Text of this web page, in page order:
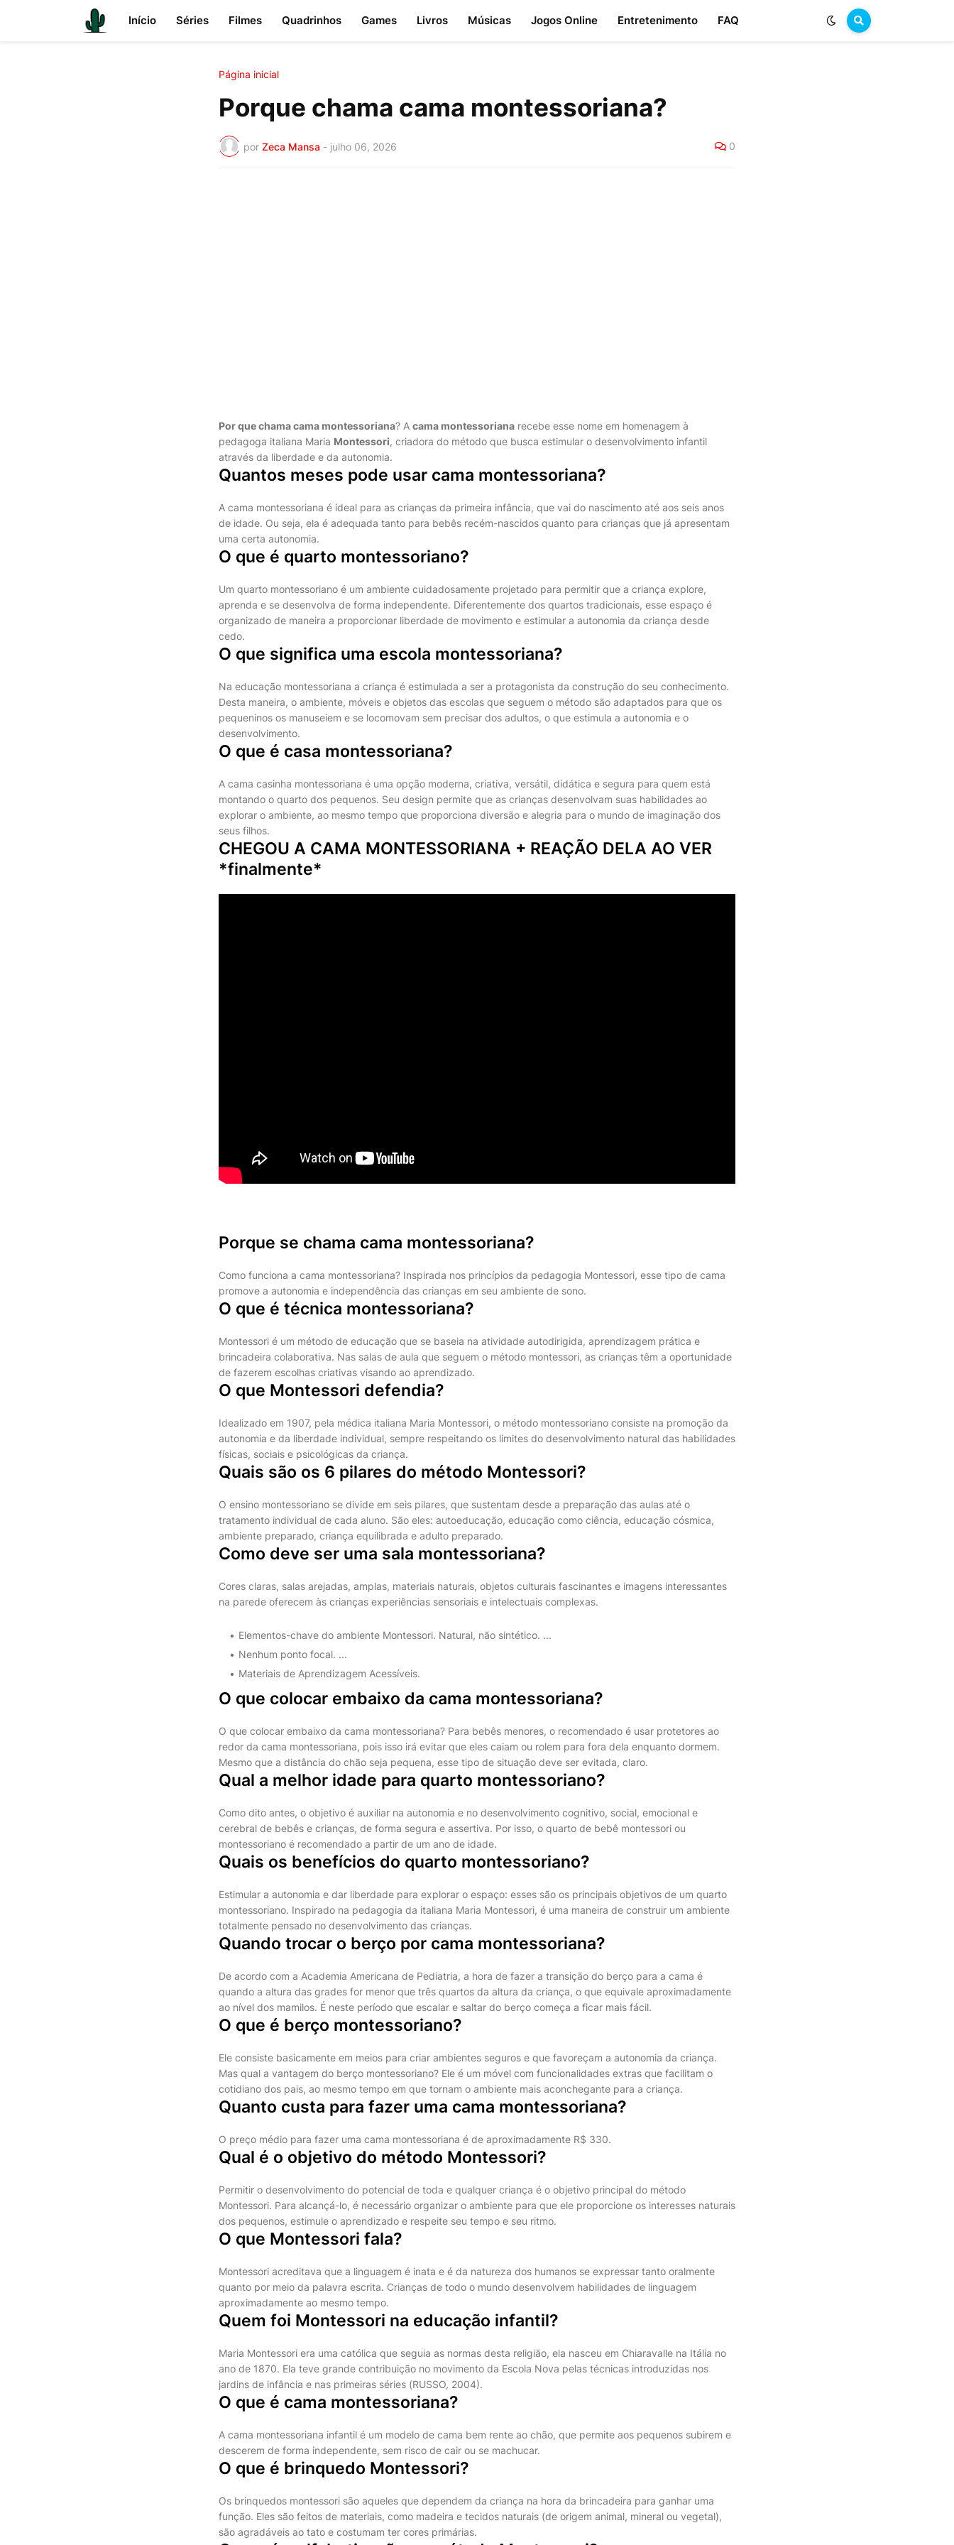
Início Séries Filmes Quadrinhos Games Livros Músicas Jogos Online Entretenimento FAQ
Página inicial
Porque chama cama montessoriana?
por Zeca Mansa - julho 06, 2026 0
Por que chama cama montessoriana? A cama montessoriana recebe esse nome em homenagem à
pedagoga italiana Maria Montessori, criadora do método que busca estimular o desenvolvimento infantil
através da liberdade e da autonomia.
Quantos meses pode usar cama montessoriana?
A cama montessoriana é ideal para as crianças da primeira infância, que vai do nascimento até aos seis anos
de idade. Ou seja, ela é adequada tanto para bebês recém-nascidos quanto para crianças que já apresentam
uma certa autonomia.
O que é quarto montessoriano?
Um quarto montessoriano é um ambiente cuidadosamente projetado para permitir que a criança explore,
aprenda e se desenvolva de forma independente. Diferentemente dos quartos tradicionais, esse espaço é
organizado de maneira a proporcionar liberdade de movimento e estimular a autonomia da criança desde
cedo.
O que significa uma escola montessoriana?
Na educação montessoriana a criança é estimulada a ser a protagonista da construção do seu conhecimento.
Desta maneira, o ambiente, móveis e objetos das escolas que seguem o método são adaptados para que os
pequeninos os manuseiem e se locomovam sem precisar dos adultos, o que estimula a autonomia e o
desenvolvimento.
O que é casa montessoriana?
A cama casinha montessoriana é uma opção moderna, criativa, versátil, didática e segura para quem está
montando o quarto dos pequenos. Seu design permite que as crianças desenvolvam suas habilidades ao
explorar o ambiente, ao mesmo tempo que proporciona diversão e alegria para o mundo de imaginação dos
seus filhos.
CHEGOU A CAMA MONTESSORIANA + REAÇÃO DELA AO VER
*finalmente*
Porque se chama cama montessoriana?
Como funciona a cama montessoriana? Inspirada nos princípios da pedagogia Montessori, esse tipo de cama
promove a autonomia e independência das crianças em seu ambiente de sono.
O que é técnica montessoriana?
Montessori é um método de educação que se baseia na atividade autodirigida, aprendizagem prática e
brincadeira colaborativa. Nas salas de aula que seguem o método montessori, as crianças têm a oportunidade
de fazerem escolhas criativas visando ao aprendizado.
O que Montessori defendia?
Idealizado em 1907, pela médica italiana Maria Montessori, o método montessoriano consiste na promoção da
autonomia e da liberdade individual, sempre respeitando os limites do desenvolvimento natural das habilidades
físicas, sociais e psicológicas da criança.
Quais são os 6 pilares do método Montessori?
O ensino montessoriano se divide em seis pilares, que sustentam desde a preparação das aulas até o
tratamento individual de cada aluno. São eles: autoeducação, educação como ciência, educação cósmica,
ambiente preparado, criança equilibrada e adulto preparado.
Como deve ser uma sala montessoriana?
Cores claras, salas arejadas, amplas, materiais naturais, objetos culturais fascinantes e imagens interessantes
na parede oferecem às crianças experiências sensoriais e intelectuais complexas.
Elementos-chave do ambiente Montessori. Natural, não sintético. ...
Nenhum ponto focal. ...
Materiais de Aprendizagem Acessíveis.
O que colocar embaixo da cama montessoriana?
O que colocar embaixo da cama montessoriana? Para bebês menores, o recomendado é usar protetores ao
redor da cama montessoriana, pois isso irá evitar que eles caiam ou rolem para fora dela enquanto dormem.
Mesmo que a distância do chão seja pequena, esse tipo de situação deve ser evitada, claro.
Qual a melhor idade para quarto montessoriano?
Como dito antes, o objetivo é auxiliar na autonomia e no desenvolvimento cognitivo, social, emocional e
cerebral de bebês e crianças, de forma segura e assertiva. Por isso, o quarto de bebê montessori ou
montessoriano é recomendado a partir de um ano de idade.
Quais os benefícios do quarto montessoriano?
Estimular a autonomia e dar liberdade para explorar o espaço: esses são os principais objetivos de um quarto
montessoriano. Inspirado na pedagogia da italiana Maria Montessori, é uma maneira de construir um ambiente
totalmente pensado no desenvolvimento das crianças.
Quando trocar o berço por cama montessoriana?
De acordo com a Academia Americana de Pediatria, a hora de fazer a transição do berço para a cama é
quando a altura das grades for menor que três quartos da altura da criança, o que equivale aproximadamente
ao nível dos mamilos. É neste período que escalar e saltar do berço começa a ficar mais fácil.
O que é berço montessoriano?
Ele consiste basicamente em meios para criar ambientes seguros e que favoreçam a autonomia da criança.
Mas qual a vantagem do berço montessoriano? Ele é um móvel com funcionalidades extras que facilitam o
cotidiano dos pais, ao mesmo tempo em que tornam o ambiente mais aconchegante para a criança.
Quanto custa para fazer uma cama montessoriana?
O preço médio para fazer uma cama montessoriana é de aproximadamente R$ 330.
Qual é o objetivo do método Montessori?
Permitir o desenvolvimento do potencial de toda e qualquer criança é o objetivo principal do método
Montessori. Para alcançá-lo, é necessário organizar o ambiente para que ele proporcione os interesses naturais
dos pequenos, estimule o aprendizado e respeite seu tempo e seu ritmo.
O que Montessori fala?
Montessori acreditava que a linguagem é inata e é da natureza dos humanos se expressar tanto oralmente
quanto por meio da palavra escrita. Crianças de todo o mundo desenvolvem habilidades de linguagem
aproximadamente ao mesmo tempo.
Quem foi Montessori na educação infantil?
Maria Montessori era uma católica que seguia as normas desta religião, ela nasceu em Chiaravalle na Itália no
ano de 1870. Ela teve grande contribuição no movimento da Escola Nova pelas técnicas introduzidas nos
jardins de infância e nas primeiras séries (RUSSO, 2004).
O que é cama montessoriana?
A cama montessoriana infantil é um modelo de cama bem rente ao chão, que permite aos pequenos subirem e
descerem de forma independente, sem risco de cair ou se machucar.
O que é brinquedo Montessori?
Os brinquedos montessori são aqueles que dependem da criança na hora da brincadeira para ganhar uma
função. Eles são feitos de materiais, como madeira e tecidos naturais (de origem animal, mineral ou vegetal),
são agradáveis ao tato e costumam ter cores primárias.